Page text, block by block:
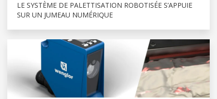
LE SYSTÈME DE PALETTISATION ROBOTISÉE S’APPUIE
SUR UN JUMEAU NUMÉRIQUE